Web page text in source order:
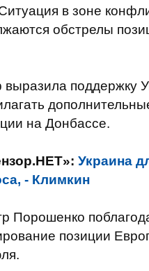
в зоне
обстрелы
поддержку
на Донбассе.
Украина
- Климкин
Порошенко
позиции